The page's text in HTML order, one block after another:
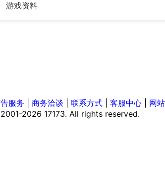
游戏资料
服务 商务洽谈 联系方式 客服中心
网
2026 17173. All rights reserved.